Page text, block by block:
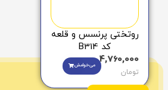
روتختی پرنسس و قلعه
کد B314
4,760,000
تومان
می‌خوامش